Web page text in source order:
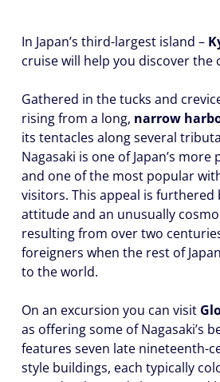
In Japan’s third-largest island –
cruise will help you discover the
Gathered in the tucks and
rising from a long, narrow
its tentacles along several
Nagasaki is one of Japan’s
and one of the most popular
visitors. This appeal is furthered
attitude and an unusually
resulting from over two
foreigners when the rest of
to the world.
On an excursion you can visit
as offering some of Nagasaki’s
features seven late nineteenth-
style buildings, each typically